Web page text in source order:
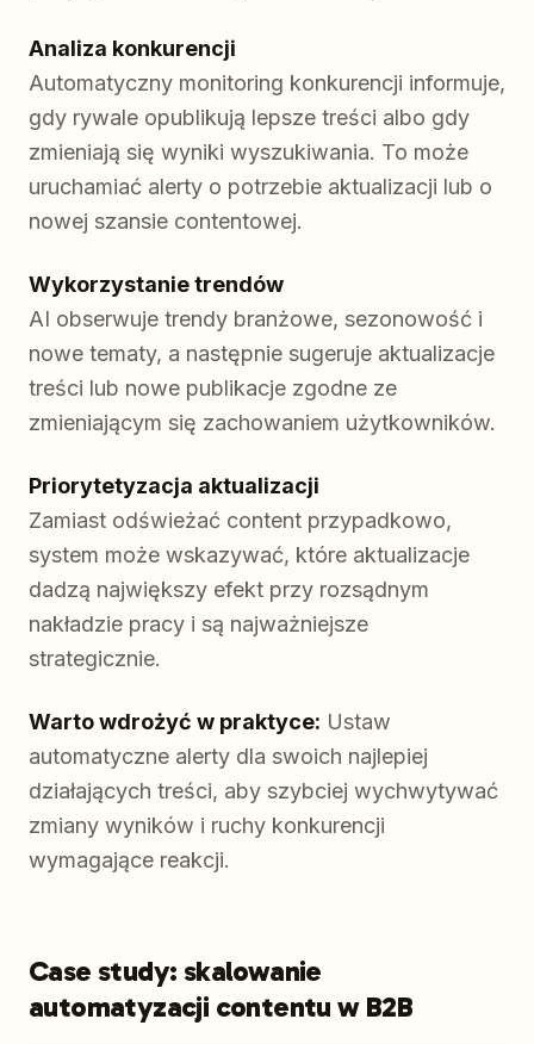
Analiza konkurencji
Automatyczny monitoring konkurencji informuje,
gdy rywale opublikują lepsze treści albo gdy
zmieniają się wyniki wyszukiwania. To może
uruchamiać alerty o potrzebie aktualizacji lub o
nowej szansie contentowej.
Wykorzystanie trendów
AI obserwuje trendy branżowe, sezonowość i
nowe tematy, a następnie sugeruje aktualizacje
treści lub nowe publikacje zgodne ze
zmieniającym się zachowaniem użytkowników.
Priorytetyzacja aktualizacji
Zamiast odświeżać content przypadkowo,
system może wskazywać, które aktualizacje
dadzą największy efekt przy rozsądnym
nakładzie pracy i są najważniejsze
strategicznie.
Warto wdrożyć w praktyce: Ustaw
automatyczne alerty dla swoich najlepiej
działających treści, aby szybciej wychwytywać
zmiany wyników i ruchy konkurencji
wymagające reakcji.
Case study: skalowanie
automatyzacji contentu w B2B